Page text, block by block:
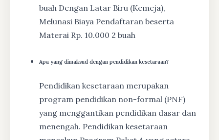
buah Dengan Latar Biru (Kemeja),
Melunasi Biaya Pendaftaran beserta
Materai Rp. 10.000 2 buah
Apa yang dimaksud dengan pendidikan kesetaraan?
Pendidikan kesetaraan merupakan
program pendidikan non-formal (PNF)
yang menggantikan pendidikan dasar dan
menengah. Pendidikan kesetaraan